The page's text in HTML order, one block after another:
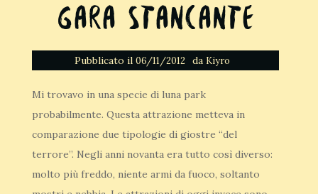
gara stancante
Pubblicato il 06/11/2012 da Kiyro
Mi trovavo in una specie di luna park
probabilmente. Questa attrazione metteva in
comparazione due tipologie di giostre “del
terrore”. Negli anni novanta era tutto così diverso:
molto più freddo, niente armi da fuoco, soltanto